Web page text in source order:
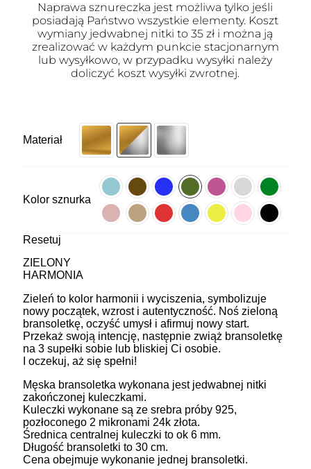
Naprawa sznureczka jest możliwa tylko jeśli
posiadają Państwo wszystkie elementy. Koszt
wymiany jedwabnej nitki to 35 zł i można ją
zrealizować w każdym punkcie stacjonarnym
lub wysyłkowo, w przypadku wysyłki należy
doliczyć koszt wysyłki zwrotnej.
Materiał
Kolor sznurka
Resetuj
ZIELONY
HARMONIA
Zieleń to kolor harmonii i wyciszenia, symbolizuje
nowy początek, wzrost i autentyczność. Noś zieloną
bransoletkę, oczyść umysł i afirmuj nowy start.
Przekaż swoją intencję, następnie zwiąż bransoletkę
na 3 supełki sobie lub bliskiej Ci osobie.
I oczekuj, aż się spełni!
Męska bransoletka wykonana jest jedwabnej nitki
zakończonej kuleczkami.
Kuleczki wykonane są ze srebra próby 925,
pozłoconego 2 mikronami 24k złota.
Średnica centralnej kuleczki to ok 6 mm.
Długość bransoletki to 30 cm.
Cena obejmuje wykonanie jednej bransoletki.